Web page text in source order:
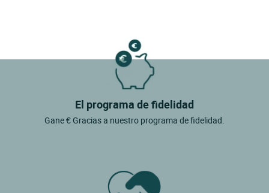
El programa de fidelidad
Gane € Gracias a nuestro programa de fidelidad.